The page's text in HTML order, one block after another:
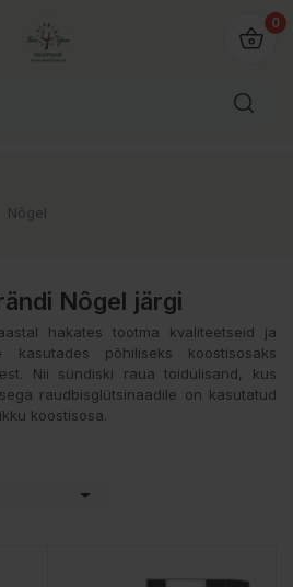
0
Nôgel
Nôgel järgi
hakates tootma kvaliteetseid ja
kasutades põhiliseks koostisosaks
Nii sündiski raua toidulisand, kus
raudbisglütsinaadile on kasutatud
koostisosa.
